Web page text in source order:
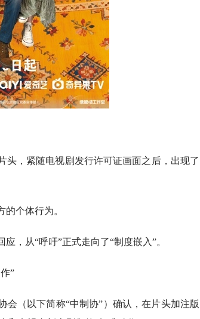
头，紧随电视剧发行许可证画面之后，出现了
个体行为。
，从“呼吁”正式走向了“制度嵌入”。
”
会（以下简称“中制协”）确认，在片头加注版